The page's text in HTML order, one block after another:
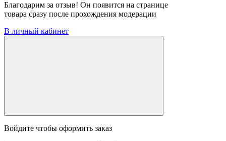
Благодарим за отзыв! Он появится на странице
товара сразу после прохождения модерации
В личный кабинет
Войдите чтобы оформить заказ